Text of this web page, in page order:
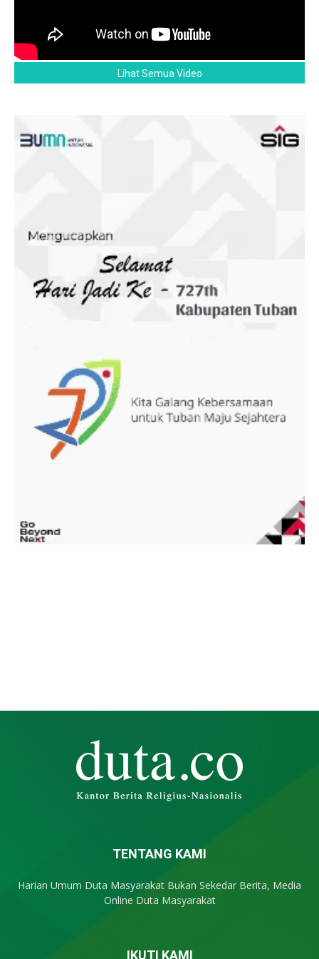
Lihat Semua Video
TENTANG KAMI
Harian Umum Duta Masyarakat Bukan Sekedar Berita, Media
Online Duta Masyarakat
IKUTI KAMI